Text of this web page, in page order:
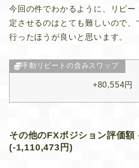
今回の件でわかるように、リピー
定させるのはとても難しいので、
行ったほうが良いと思います。
手動リピートの含みスワップ
+80,554円
その他のFXポジション評価額
(-1,110,473円)